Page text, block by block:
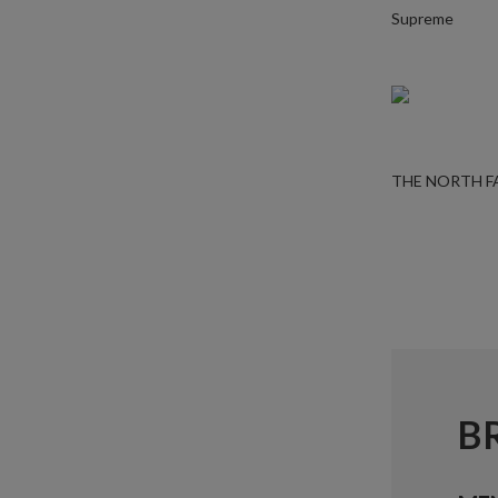
Supreme
THE NORTH